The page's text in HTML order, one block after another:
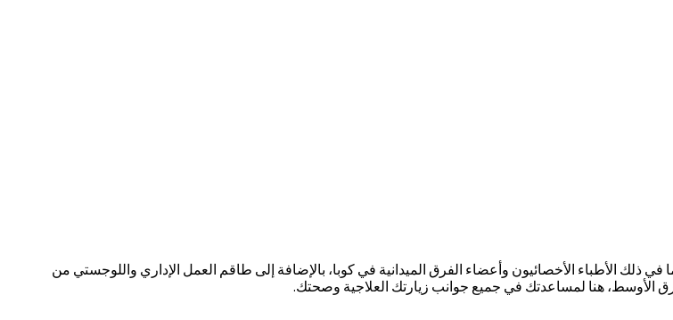
ذلك الأطباء الأخصائيون وأعضاء الفرق الميدانية في كوبا، بالإضافة إلى طاقم العمل الإداري واللوجستي من
الأوسط، هنا لمساعدتك في جميع جوانب زيارتك العلاجية وصحتك.